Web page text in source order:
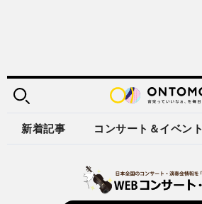
新着記事 コンサート＆イベント